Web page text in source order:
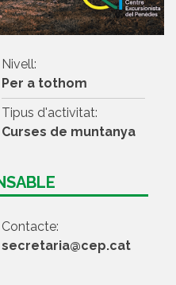
Nivell:
Per a tothom
Tipus d'activitat:
Curses de muntanya
Contacte:
secretaria@cep.cat